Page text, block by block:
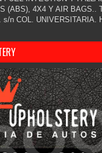
(ABS), 4X4 Y AIR BAGS..
n COL. UNIVERSITARIA.